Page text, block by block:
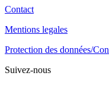
Contact
Mentions legales
Protection des données/
Suivez-nous